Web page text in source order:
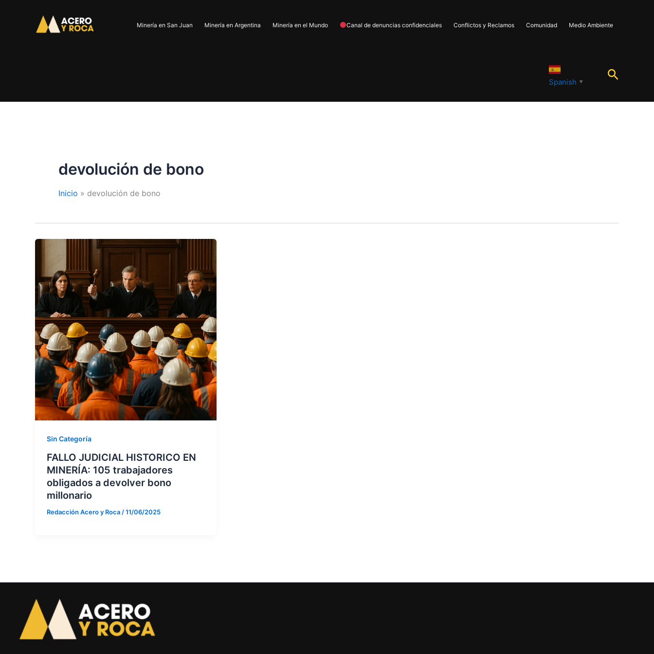
contenido
Minería en San Juan Minería en Argentina Minería en el Mundo Canal de denuncias confidenciales Conflictos y Reclamos Comunidad Medio Ambiente
Spanish ▼
Buscar
devolución de bono
Inicio devolución de bono
Sin Categoría
FALLO JUDICIAL HISTORICO EN
MINERÍA: 105 trabajadores
obligados a devolver bono
millonario
Redacción Acero y Roca /11/06/2025